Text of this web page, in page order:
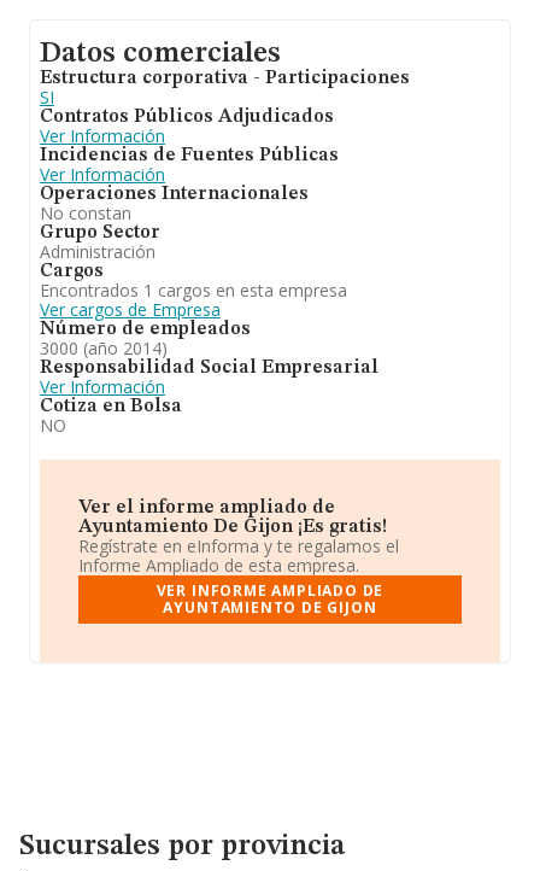
Datos comerciales
Estructura corporativa - Participaciones
SI
Contratos Públicos Adjudicados
Ver Información
Incidencias de Fuentes Públicas
Ver Información
Operaciones Internacionales
No constan
Grupo Sector
Administración
Cargos
Encontrados 1 cargos en esta empresa
Ver cargos de Empresa
Número de empleados
3000 (año 2014)
Responsabilidad Social Empresarial
Ver Información
Cotiza en Bolsa
NO
Ver el informe ampliado de
Ayuntamiento De Gijon ¡Es gratis!
Regístrate en eInforma y te regalamos el
Informe Ampliado de esta empresa.
VER INFORME AMPLIADO DE
AYUNTAMIENTO DE GIJON
Sucursales por provincia